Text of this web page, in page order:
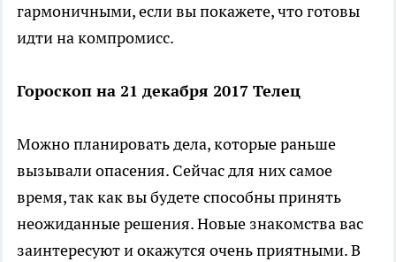
гармоничными, если вы покажете, что готовы
идти на компромисс.
Гороскоп на 21 декабря 2017 Телец
Можно планировать дела, которые раньше
вызывали опасения. Сейчас для них самое
время, так как вы будете способны принять
неожиданные решения. Новые знакомства вас
заинтересуют и окажутся очень приятными. В